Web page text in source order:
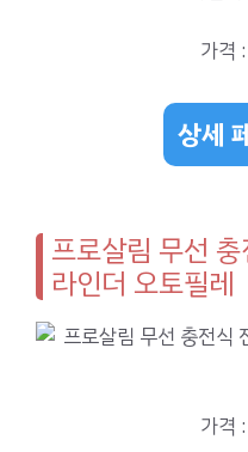
가격 :
상세
프로살림 무선
라인더 오토필레
가격 :